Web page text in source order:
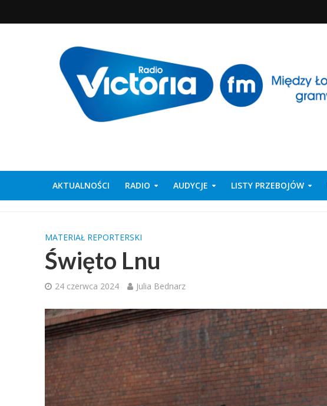
AKTUALNOŚCI RADIO AUDYCJE LISTY PRZEBOJÓW
MATERIAŁ REPORTERSKI
Święto Lnu
24 czerwca 2024 Julia Bednarz